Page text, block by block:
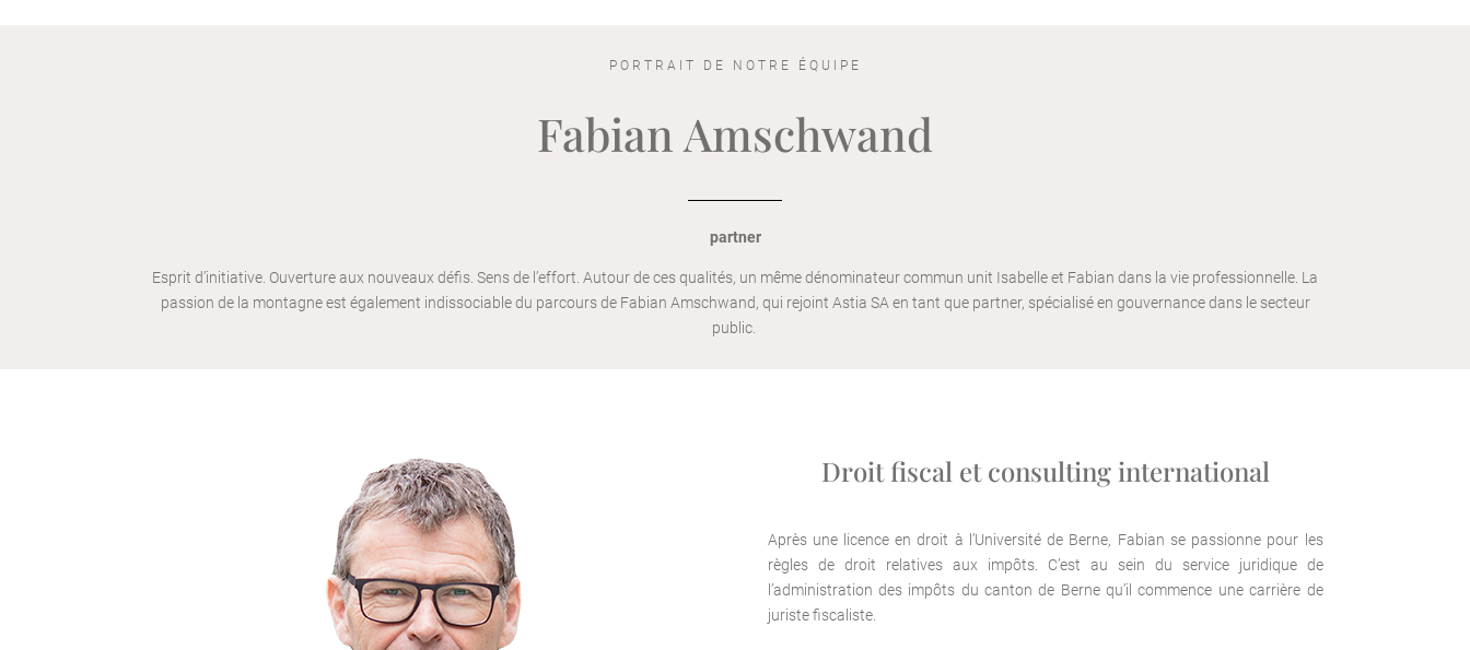
PORTRAIT DE NOTRE ÉQUIPE
Fabian Amschwand
partner
Esprit d’initiative. Ouverture aux nouveaux défis. Sens de l’effort. Autour de ces qualités, un même dénominateur commun unit Isabelle et Fabian dans la vie professionnelle. La
passion de la montagne est également indissociable du parcours de Fabian Amschwand, qui rejoint Astia SA en tant que partner, spécialisé en gouvernance dans le secteur
public.
Droit fiscal et consulting international
Après une licence en droit à l’Université de Berne, Fabian se passionne pour les
règles de droit relatives aux impôts. C’est au sein du service juridique de
l’administration des impôts du canton de Berne qu’il commence une carrière de
juriste fiscaliste.